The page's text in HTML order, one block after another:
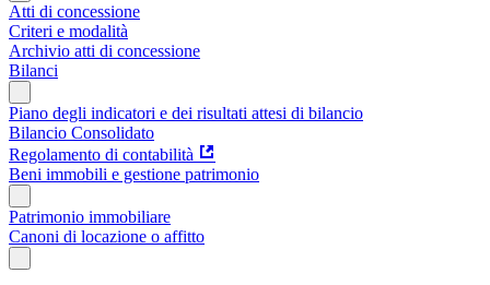
Atti di concessione
Criteri e modalità
Archivio atti di concessione
Bilanci
Piano degli indicatori e dei risultati attesi di bilancio
Bilancio Consolidato
Regolamento di contabilità
Beni immobili e gestione patrimonio
Patrimonio immobiliare
Canoni di locazione o affitto